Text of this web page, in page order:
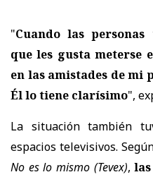
"Cuando las
que les gusta meterse
en las amistades de mi
Él lo tiene clarísimo",
La situación también
espacios televisivos.
No es lo mismo (Tevex),